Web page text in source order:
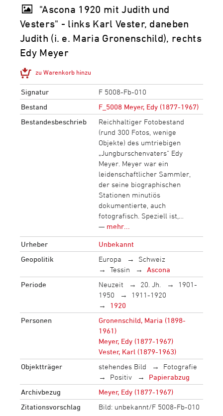
"Ascona 1920 mit Judith und
Vesters" - links Karl Vester, daneben
Judith (i. e. Maria Gronenschild), rechts
Edy Meyer
zu Warenkorb hinzu
Signatur
F 5008-Fb-010
Bestand
F_5008 Meyer, Edy (1877-1967)
Bestandesbeschrieb
Reichhaltiger Fotobestand
(rund 300 Fotos, wenige
Objekte) des umtriebigen
„Jungburschenvaters“ Edy
Meyer. Meyer war ein
leidenschaftlicher Sammler,
der seine biographischen
Stationen minutiös
dokumentierte, auch
fotografisch. Speziell ist,…
— mehr...
Urheber
Unbekannt
Geopolitik
Europa
Schweiz
Tessin
Ascona
Periode
Neuzeit 20. Jh.
1901-
1950
1911-1920
1920
Personen
Gronenschild, Maria (1898-
1961)
Meyer, Edy (1877-1967)
Vester, Karl (1879-1963)
Objektträger
stehendes Bild
Fotografie
Positiv
Papierabzug
Archivbezug
Meyer, Edy (1877-1967)
Zitationsvorschlag
Bild: unbekannt/F 5008-Fb-010